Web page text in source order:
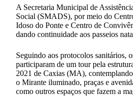
A Secretaria Municipal de
Social (SMADS), por meio do
Idoso do Ponte e Centro de
dando continuidade aos passeios
Seguindo aos protocolos sanitários,
participaram de um tour pela
2021 de Caxias (MA),
o Mirante iluminado, praças e
como outros espaços que fazem a